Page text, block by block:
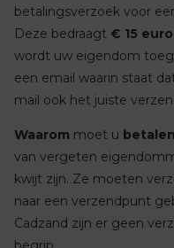
betalingsverzoek voor
Deze bedraagt € 15
wordt uw eigendom
een email waarin staat
mail ook het juiste
Waarom moet u betalen
van vergeten
kwijt zijn. Ze moeten
naar een verzendpunt
Cadzand zijn er geen